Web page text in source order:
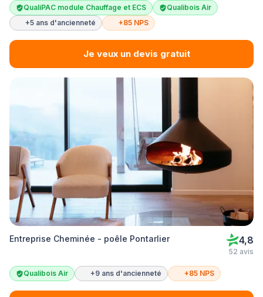
QualiPAC module Chauffage et ECS
Qualibois Air
+5 ans d'ancienneté
+85 NPS
Je veux un devis gratuit
Entreprise Cheminée - poêle Pontarlier 4,8
52 avis
Qualibois Air +9 ans d'ancienneté +85 NPS